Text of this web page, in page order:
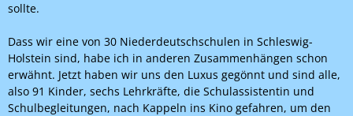
sollte.
Dass wir eine von 30 Niederdeutschschulen in Schleswig-
Holstein sind, habe ich in anderen Zusammenhängen schon
erwähnt. Jetzt haben wir uns den Luxus gegönnt und sind alle,
also 91 Kinder, sechs Lehrkräfte, die Schulassistentin und
Schulbegleitungen, nach Kappeln ins Kino gefahren, um den